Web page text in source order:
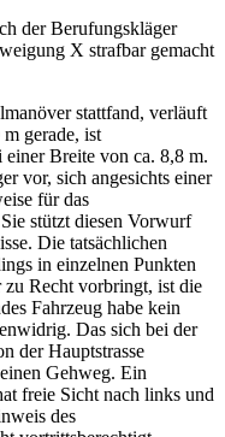
der Berufungskläger
X strafbar gemacht
stattfand, verläuft
gerade, ist
Breite von ca. 8,8 m.
vor, sich angesichts einer
für das
stützt diesen Vorwurf
Die tatsächlichen
in einzelnen Punkten
Recht vorbringt, ist die
Fahrzeug habe kein
Das sich bei der
der Hauptstrasse
Gehweg. Ein
freie Sicht nach links und
des